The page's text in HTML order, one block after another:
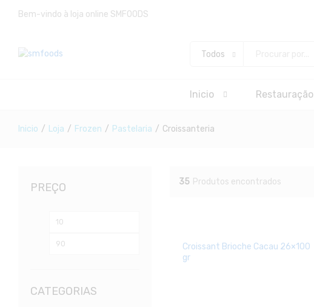
Bem-vindo à loja online SMFOODS
Todos
Inicio Restauração
Inicio / Loja / Frozen / Pastelaria / Croissanteria
35 Produtos encontrados
Croissant Brioche Cacau 26×100
gr
PREÇO
Preço
CATEGORIAS